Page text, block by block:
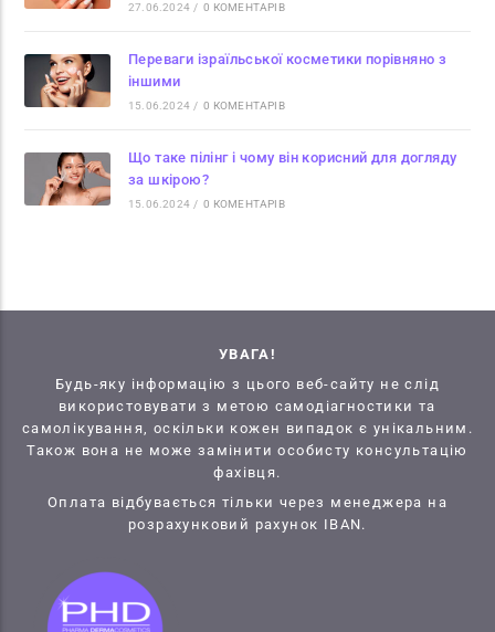
27.06.2024 / 0 КОМЕНТАРІВ
Переваги ізраїльської косметики порівняно з
іншими
15.06.2024 / 0 КОМЕНТАРІВ
Що таке пілінг і чому він корисний для догляду
за шкірою?
15.06.2024 / 0 КОМЕНТАРІВ
УВАГА!
Будь-яку інформацію з цього веб-сайту не слід
використовувати з метою самодіагностики та
самолікування, оскільки кожен випадок є унікальним.
Також вона не може замінити особисту консультацію
фахівця.
Оплата відбувається тільки через менеджера на
розрахунковий рахунок IBAN.